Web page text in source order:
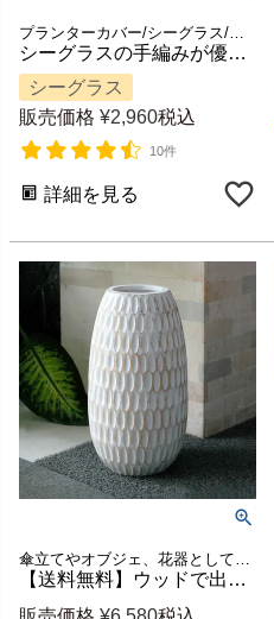
プランターカバー/シーグラス/ガーデニング/アジアン雑貨
シーグラスの手編みが優しいプランターカバー L [vn51010]
シーグラス
販売価格 ¥2,960税込
10件
詳細を見る
傘立てやオブジェ、花器として使えるバリ島の人気アジアン雑貨
【送料無料】ウッドで出来たホワイトウォッシュのしずく型傘立て [11506]【アジアン雑貨のアジア工房本店】